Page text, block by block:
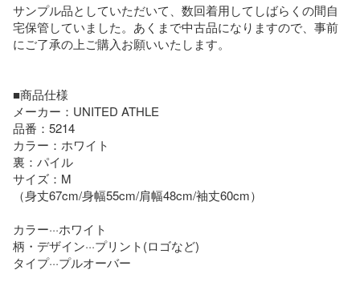
サンプル品としていただいて、数回着用してしばらくの間自
宅保管していました。あくまで中古品になりますので、事前
にご了承の上ご購入お願いいたします。
■商品仕様
メーカー：UNITED ATHLE
品番：5214
カラー：ホワイト
裏：パイル
サイズ：M
（身丈67cm/身幅55cm/肩幅48cm/袖丈60cm）
カラー···ホワイト
柄・デザイン···プリント(ロゴなど)
タイプ···プルオーバー